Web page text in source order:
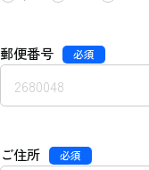
郵便番号 必須
ご住所 必須